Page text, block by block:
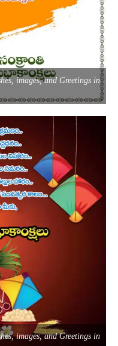
images, and Greetings in
images, and Greetings in